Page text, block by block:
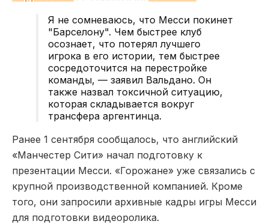
Я не сомневаюсь, что Месси покинет
"Барселону". Чем быстрее клуб
осознает, что потерял лучшего
игрока в его истории, тем быстрее
сосредоточится на перестройке
команды, — заявил Вальдано. Он
также назвал токсичной ситуацию,
которая складывается вокруг
трансфера аргентинца.
Ранее 1 сентября сообщалось, что английский
«Манчестер Сити» начал подготовку к
презентации Месси. «Горожане» уже связались с
крупной производственной компанией. Кроме
того, они запросили архивные кадры игры Месси
для подготовки видеоролика.